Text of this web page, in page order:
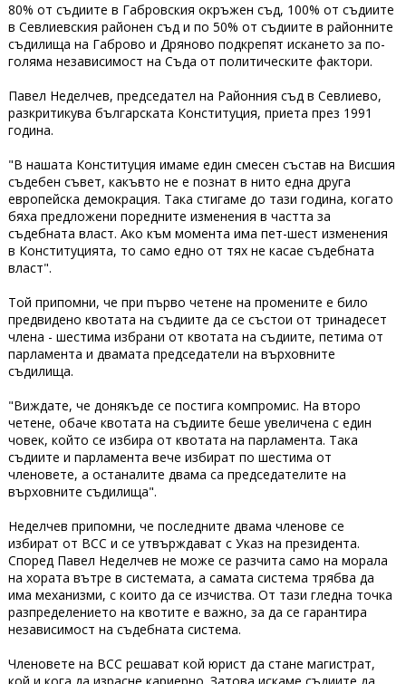
80% от съдиите в Габровския окръжен съд, 100% от съдиите
в Севлиевския районен съд и по 50% от съдиите в районните
съдилища на Габрово и Дряново подкрепят искането за по-
голяма независимост на Съда от политическите фактори.
Павел Неделчев, председател на Районния съд в Севлиево,
разкритикува българската Конституция, приета през 1991
година.
"В нашата Конституция имаме един смесен състав на Висшия
съдебен съвет, какъвто не е познат в нито една друга
европейска демокрация. Така стигаме до тази година, когато
бяха предложени поредните изменения в частта за
съдебната власт. Ако към момента има пет-шест изменения
в Конституцията, то само едно от тях не касае съдебната
власт".
Той припомни, че при първо четене на промените е било
предвидено квотата на съдиите да се състои от тринадесет
члена - шестима избрани от квотата на съдиите, петима от
парламента и двамата председатели на върховните
съдилища.
"Виждате, че донякъде се постига компромис. На второ
четене, обаче квотата на съдиите беше увеличена с един
човек, който се избира от квотата на парламента. Така
съдиите и парламента вече избират по шестима от
членовете, а останалите двама са председателите на
върховните съдилища".
Неделчев припомни, че последните двама членове се
избират от ВСС и се утвърждават с Указ на президента.
Според Павел Неделчев не може се разчита само на морала
на хората вътре в системата, а самата система трябва да
има механизми, с които да се изчиства. От тази гледна точка
разпределението на квотите е важно, за да се гарантира
независимост на съдебната система.
Членовете на ВСС решават кой юрист да стане магистрат,